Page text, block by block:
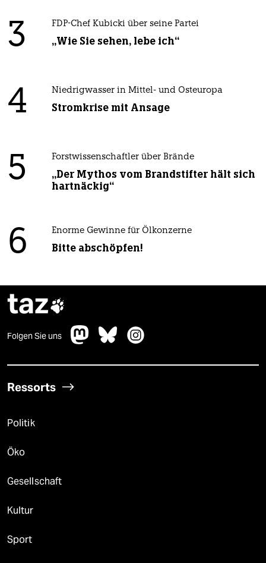
3 FDP-Chef Kubicki über seine Partei
„Wie Sie sehen, lebe ich“
4 Niedrigwasser in Mittel- und Osteuropa
Stromkrise mit Ansage
5 Forstwissenschaftler über Brände
„Der Mythos vom Brandstifter hält sich
hartnäckig“
6 Enorme Gewinne für Ölkonzerne
Bitte abschöpfen!
taz
Folgen Sie uns
Ressorts
Politik
Öko
Gesellschaft
Kultur
Sport